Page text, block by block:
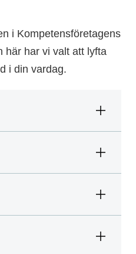
i Kompetensföretagens
här har vi valt att lyfta
i din vardag.